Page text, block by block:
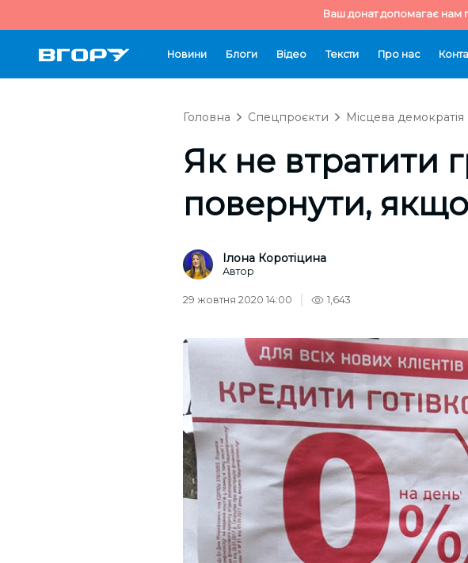
Ваш донат допомагає нам
Новини Блоги Відео Тексти Про нас
Головна Спецпроєкти Місцева демократія
Як не втратити
повернути,
Ілона Коротіцина
Автор
29 жовтня 2020 14:00 1,643